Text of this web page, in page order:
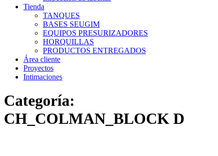
Tienda
TANQUES
BASES SEUGIM
EQUIPOS PRESURIZADORES
HORQUILLAS
PRODUCTOS ENTREGADOS
Área cliente
Proyectos
Intimaciones
Categoría:
CH_COLMAN_BLOCK D